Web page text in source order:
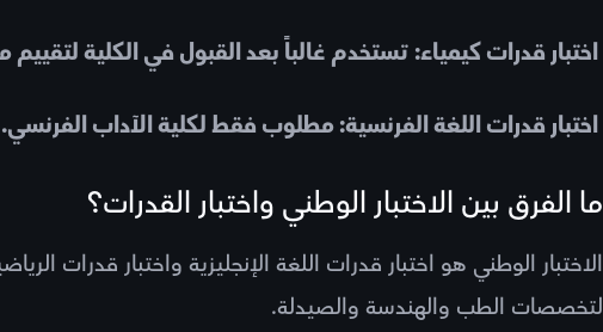
اختبار قدرات كيمياء: تستخدم غالباً بعد القبول في الكلية
اختبار قدرات اللغة الفرنسية: مطلوب فقط لكلية الآداب الفرنسي.
ما الفرق بين الاختبار الوطني واختبار القدرات؟
الاختبار الوطني هو اختبار قدرات اللغة الإنجليزية واختبار قدرات
لتخصصات الطب والهندسة والصيدلة.